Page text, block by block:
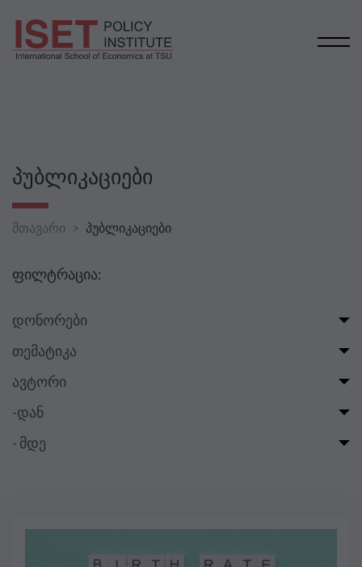
ᲞᲣᲑᲚᲘᲙᲐᲪᲘᲔᲑᲘ
მთავარი პუბლიკაციები
ფილტრაცია:
დონორები
თემატიკა
ავტორი
-დან
- მდე